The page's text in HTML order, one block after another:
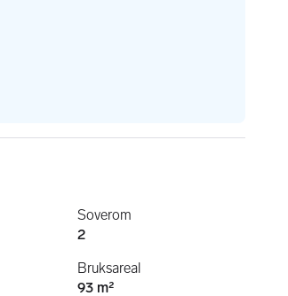
Soverom
2
Bruksareal
93 m²